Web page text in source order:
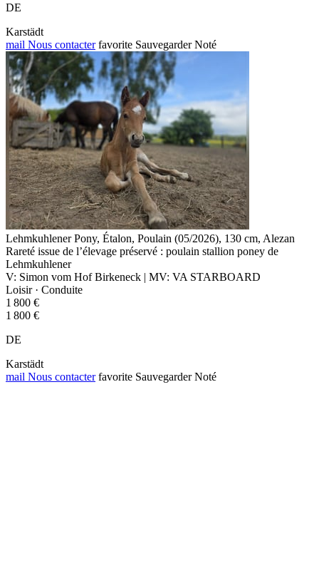
DE
Karstädt
mail Nous contacter favorite Sauvegarder Noté
Lehmkuhlener Pony, Étalon, Poulain (05/2026), 130 cm, Alezan
Rareté issue de l’élevage préservé : poulain stallion poney de
Lehmkuhlener
V: Simon vom Hof Birkeneck | MV: VA STARBOARD
Loisir · Conduite
1 800 €
1 800 €
DE
Karstädt
mail Nous contacter favorite Sauvegarder Noté